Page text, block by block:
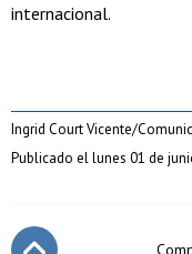
internacional.
Ingrid Court Vicente/
Publicado el lunes 01 de